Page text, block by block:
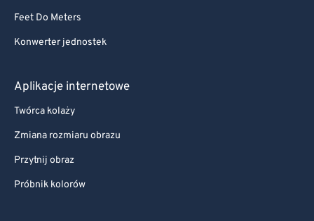
Feet Do Meters
Konwerter jednostek
Aplikacje internetowe
Twórca kolaży
Zmiana rozmiaru obrazu
Przytnij obraz
Próbnik kolorów